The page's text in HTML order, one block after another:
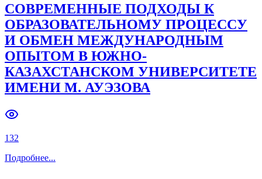
СОВРЕМЕННЫЕ ПОДХОДЫ К
ОБРАЗОВАТЕЛЬНОМУ ПРОЦЕССУ
И ОБМЕН МЕЖДУНАРОДНЫМ
ОПЫТОМ В ЮЖНО-
КАЗАХСТАНСКОМ УНИВЕРСИТЕТЕ
ИМЕНИ М. АУЭЗОВА
132
Подробнее...